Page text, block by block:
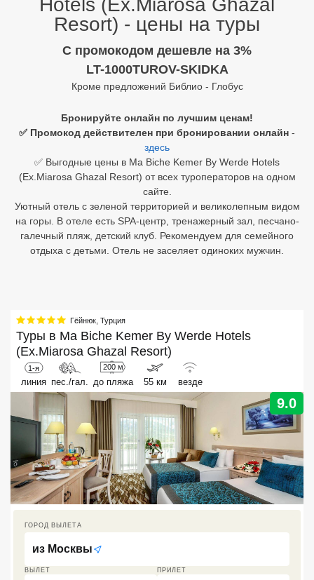
Hotels (Ex.Miarosa Ghazal
Resort) - цены на туры
C промокодом дешевле на 3%
LT-1000TUROV-SKIDKA
Кроме предложений Библио - Глобус
Бронируйте онлайн по лучшим ценам!
✅ Промокод действителен при бронировании онлайн -
здесь
✅ Выгодные цены в Ma Biche Kemer By Werde Hotels
(Ex.Miarosa Ghazal Resort) от всех туроператоров на одном
сайте.
Уютный отель с зеленой территорией и великолепным видом
на горы. В отеле есть SPA-центр, тренажерный зал, песчано-
галечный пляж, детский клуб. Рекомендуем для семейного
отдыха с детьми. Отель не заселяет одиноких мужчин.
Гёйнюк, Турция
Туры в Ma Biche Kemer By Werde Hotels
(Ex.Miarosa Ghazal Resort)
1-я
линия пес./гал.
200 м
до пляжа 55 км везде
9.0
ВЫЛЕТ ПРИЛЕТ
ГОРОД ВЫЛЕТА
из Москвы
Вьетнам
Хайнань
Южный Гоа
Занзибар
Кав Мин Воды
Экскурсионные туры
VIP отели 5 звезд
ТОП 10 лучших отелей 5*
ТОП 10 недорогих отелей
5*
Лучшие отели 4* звезды
Недорогие отели 4*
звезды
Лучшие отели 3* звезды